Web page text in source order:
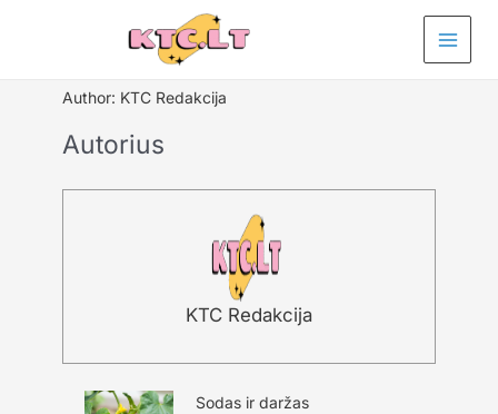
Author: KTC Redakcija
Autorius
KTC Redakcija
Sodas ir daržas